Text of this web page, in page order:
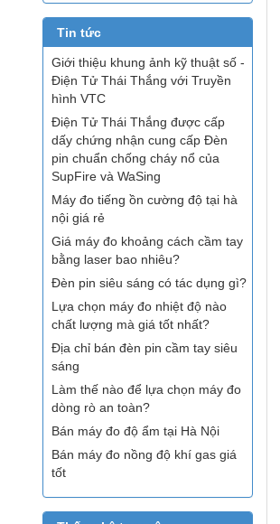
Tin tức
Giới thiệu khung ảnh kỹ thuật số -
Điện Tử Thái Thắng với Truyền
hình VTC
Điện Tử Thái Thắng được cấp
dấy chứng nhận cung cấp Đèn
pin chuẩn chống cháy nổ của
SupFire và WaSing
Máy đo tiếng ồn cường độ tại hà
nội giá rẻ
Giá máy đo khoảng cách cầm tay
bằng laser bao nhiêu?
Đèn pin siêu sáng có tác dụng gì?
Lựa chọn máy đo nhiệt độ nào
chất lượng mà giá tốt nhất?
Địa chỉ bán đèn pin cầm tay siêu
sáng
Làm thế nào để lựa chọn máy đo
dòng rò an toàn?
Bán máy đo độ ẩm tại Hà Nội
Bán máy đo nồng độ khí gas giá
tốt